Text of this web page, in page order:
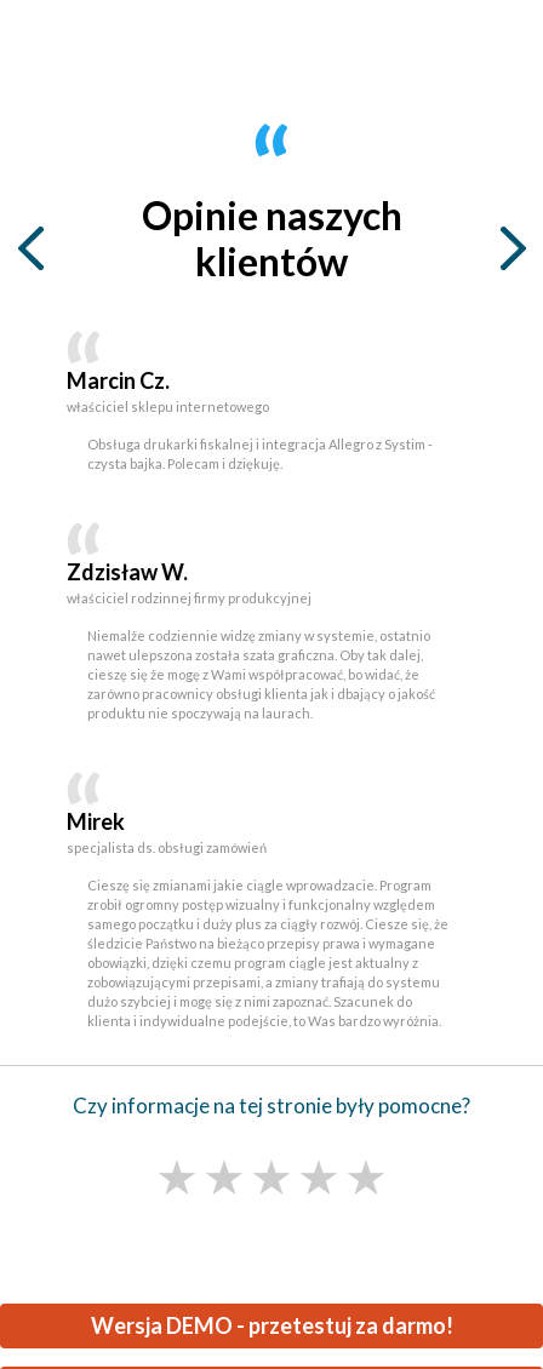
Opinie naszych
klientów
Marcin Cz.
właściciel sklepu internetowego
Obsługa drukarki fiskalnej i integracja Allegro z Systim -
czysta bajka. Polecam i dziękuję.
Zdzisław W.
właściciel rodzinnej firmy produkcyjnej
Niemalże codziennie widzę zmiany w systemie, ostatnio
nawet ulepszona została szata graficzna. Oby tak dalej,
cieszę się że mogę z Wami współpracować, bo widać, że
zarówno pracownicy obsługi klienta jak i dbający o jakość
produktu nie spoczywają na laurach.
Mirek
specjalista ds. obsługi zamówień
Cieszę się zmianami jakie ciągle wprowadzacie. Program
zrobił ogromny postęp wizualny i funkcjonalny względem
samego początku i duży plus za ciągły rozwój. Ciesze się, że
śledzicie Państwo na bieżąco przepisy prawa i wymagane
obowiązki, dzięki czemu program ciągle jest aktualny z
zobowiązującymi przepisami, a zmiany trafiają do systemu
dużo szybciej i mogę się z nimi zapoznać. Szacunek do
klienta i indywidualne podejście, to Was bardzo wyróżnia.
Czy informacje na tej stronie były pomocne?
★★★★★
Wersja DEMO - przetestuj za darmo!